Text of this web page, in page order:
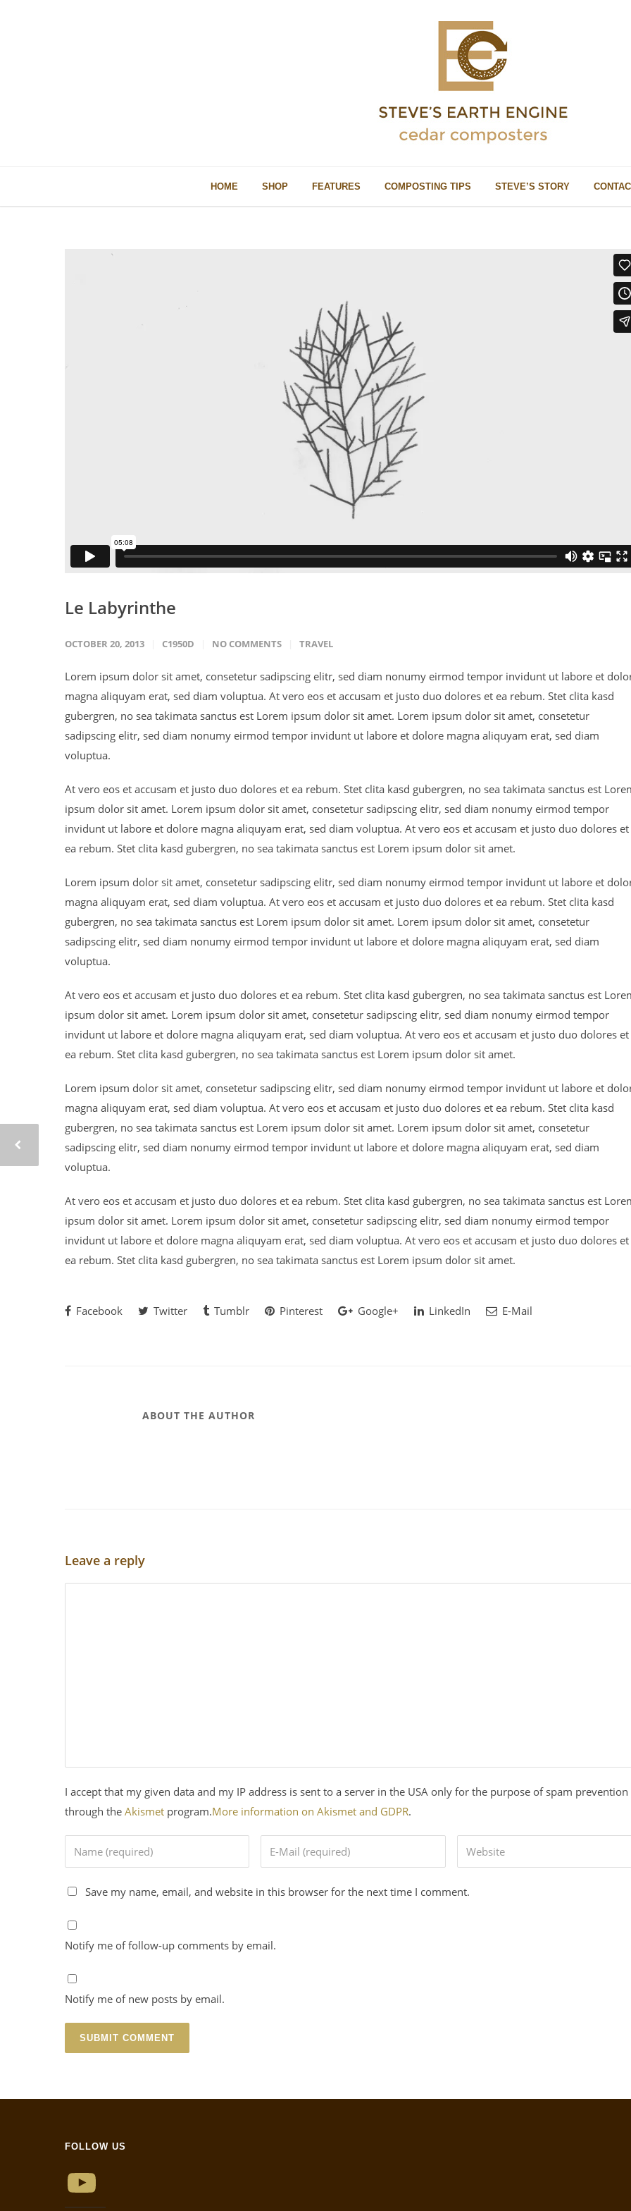
HOME SHOP FEATURES COMPOSTING TIPS STEVE’S STORY
Le Labyrinthe
OCTOBER 20, 2013 C1950D NO COMMENTS TRAVEL
Lorem ipsum dolor sit amet, consetetur sadipscing elitr, sed diam nonumy eirmod tempor invidunt ut labore et
magna aliquyam erat, sed diam voluptua. At vero eos et accusam et justo duo dolores et ea rebum. Stet clita kasd
gubergren, no sea takimata sanctus est Lorem ipsum dolor sit amet. Lorem ipsum dolor sit amet, consetetur
sadipscing elitr, sed diam nonumy eirmod tempor invidunt ut labore et dolore magna aliquyam erat, sed diam
voluptua.
At vero eos et accusam et justo duo dolores et ea rebum. Stet clita kasd gubergren, no sea takimata sanctus est
ipsum dolor sit amet. Lorem ipsum dolor sit amet, consetetur sadipscing elitr, sed diam nonumy eirmod tempor
invidunt ut labore et dolore magna aliquyam erat, sed diam voluptua. At vero eos et accusam et justo duo dolores et
ea rebum. Stet clita kasd gubergren, no sea takimata sanctus est Lorem ipsum dolor sit amet.
Lorem ipsum dolor sit amet, consetetur sadipscing elitr, sed diam nonumy eirmod tempor invidunt ut labore et
magna aliquyam erat, sed diam voluptua. At vero eos et accusam et justo duo dolores et ea rebum. Stet clita kasd
gubergren, no sea takimata sanctus est Lorem ipsum dolor sit amet. Lorem ipsum dolor sit amet, consetetur
sadipscing elitr, sed diam nonumy eirmod tempor invidunt ut labore et dolore magna aliquyam erat, sed diam
voluptua.
At vero eos et accusam et justo duo dolores et ea rebum. Stet clita kasd gubergren, no sea takimata sanctus est
ipsum dolor sit amet. Lorem ipsum dolor sit amet, consetetur sadipscing elitr, sed diam nonumy eirmod tempor
invidunt ut labore et dolore magna aliquyam erat, sed diam voluptua. At vero eos et accusam et justo duo dolores et
ea rebum. Stet clita kasd gubergren, no sea takimata sanctus est Lorem ipsum dolor sit amet.
Lorem ipsum dolor sit amet, consetetur sadipscing elitr, sed diam nonumy eirmod tempor invidunt ut labore et
magna aliquyam erat, sed diam voluptua. At vero eos et accusam et justo duo dolores et ea rebum. Stet clita kasd
gubergren, no sea takimata sanctus est Lorem ipsum dolor sit amet. Lorem ipsum dolor sit amet, consetetur
sadipscing elitr, sed diam nonumy eirmod tempor invidunt ut labore et dolore magna aliquyam erat, sed diam
voluptua.
At vero eos et accusam et justo duo dolores et ea rebum. Stet clita kasd gubergren, no sea takimata sanctus est
ipsum dolor sit amet. Lorem ipsum dolor sit amet, consetetur sadipscing elitr, sed diam nonumy eirmod tempor
invidunt ut labore et dolore magna aliquyam erat, sed diam voluptua. At vero eos et accusam et justo duo dolores et
ea rebum. Stet clita kasd gubergren, no sea takimata sanctus est Lorem ipsum dolor sit amet.
Facebook Twitter Tumblr Pinterest Google+ LinkedIn E-Mail
ABOUT THE AUTHOR
Leave a reply
I accept that my given data and my IP address is sent to a server in the USA only for the purpose of spam prevention
through the Akismet program.More information on Akismet and GDPR.
Save my name, email, and website in this browser for the next time I comment.
Notify me of follow-up comments by email.
Notify me of new posts by email.
FOLLOW US
YouTube